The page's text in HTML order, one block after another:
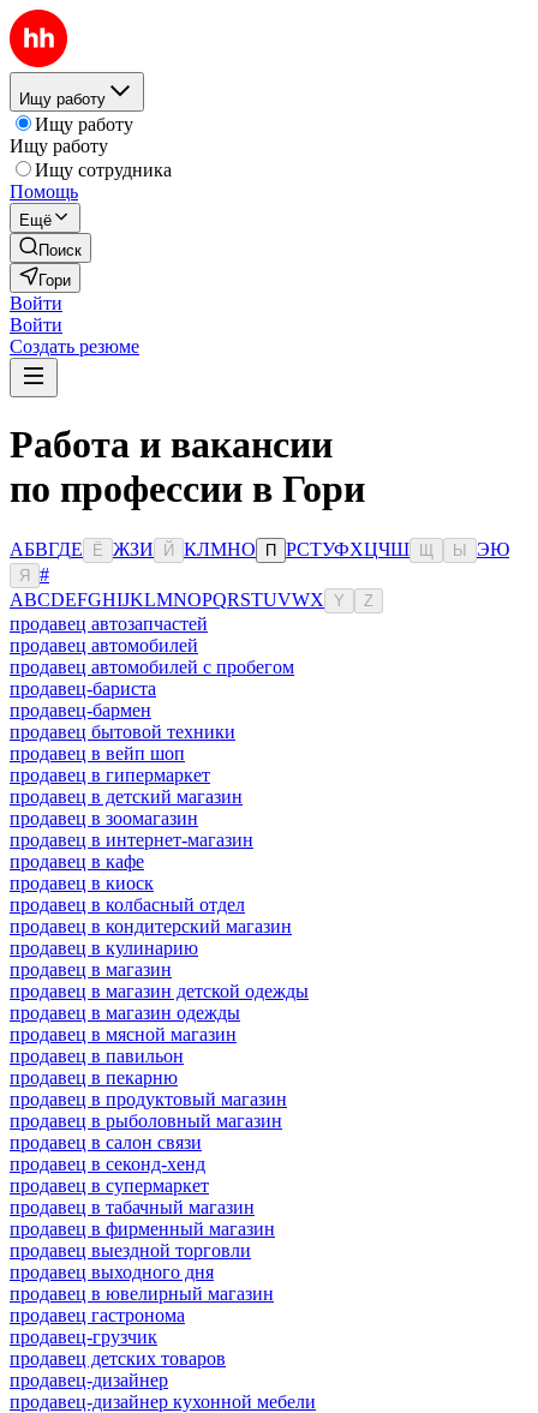
Ищу работу
Ищу работу
Ищу работу
Ищу сотрудника
Помощь
Ещё
Поиск
Гори
Войти
Войти
Создать резюме
Работа и вакансии
по профессии в Гори
АБВГДЕ Ё ЖЗИ Й КЛМНО П РСТУФХЦЧШ Ы ЭЮ
Я
#
ABCDEFGHIJKLMNOPQRSTUVWX Y Z
продавец автозапчастей
продавец автомобилей
продавец автомобилей с пробегом
продавец-бариста
продавец-бармен
продавец бытовой техники
продавец в вейп шоп
продавец в гипермаркет
продавец в детский магазин
продавец в зоомагазин
продавец в интернет-магазин
продавец в кафе
продавец в киоск
продавец в колбасный отдел
продавец в кондитерский магазин
продавец в кулинарию
продавец в магазин
продавец в магазин детской одежды
продавец в магазин одежды
продавец в мясной магазин
продавец в павильон
продавец в пекарню
продавец в продуктовый магазин
продавец в рыболовный магазин
продавец в салон связи
продавец в секонд-хенд
продавец в супермаркет
продавец в табачный магазин
продавец в фирменный магазин
продавец выездной торговли
продавец выходного дня
продавец в ювелирный магазин
продавец гастронома
продавец-грузчик
продавец детских товаров
продавец-дизайнер
продавец-дизайнер кухонной мебели